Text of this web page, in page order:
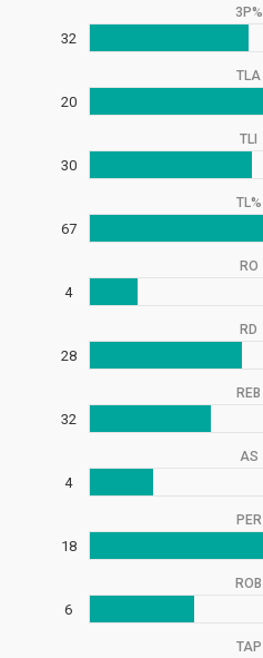
3P%
32
TLA
20
TLI
30
TL%
67
RO
4
RD
28
REB
32
AS
4
PER
18
ROB
6
TAP